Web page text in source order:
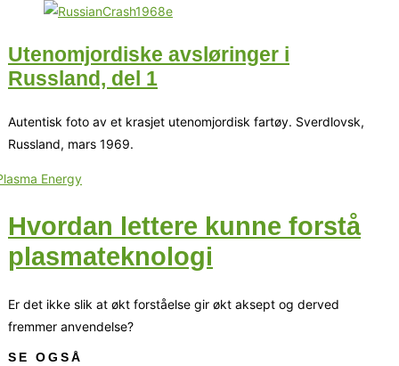
Utenomjordiske avsløringer i
Russland, del 1
Autentisk foto av et krasjet utenomjordisk fartøy. Sverdlovsk,
Russland, mars 1969.
Hvordan lettere kunne forstå
plasmateknologi
Er det ikke slik at økt forståelse gir økt aksept og derved
fremmer anvendelse?
SE OGSÅ